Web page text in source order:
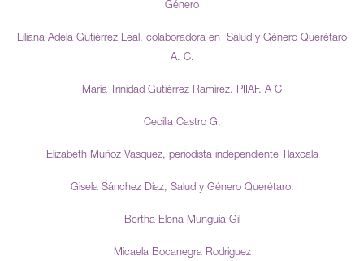
Género
Liliana Adela Gutiérrez Leal, colaboradora en Salud y Género Querétaro
A. C.
María Trinidad Gutiérrez Ramírez. PIIAF. A C
Cecilia Castro G.
Elizabeth Muñoz Vasquez, periodista independiente Tlaxcala
Gisela Sánchez Díaz, Salud y Género Querétaro.
Bertha Elena Munguía Gil
Micaela Bocanegra Rodriguez